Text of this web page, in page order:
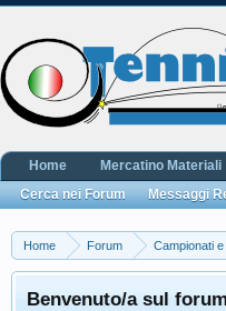
Home Forum Campionati
Benvenuto/a sul
Home Mercatino Materiali
Cerca nei Forum
Messaggi